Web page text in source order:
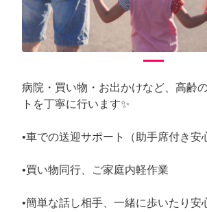
病院・買い物・お出かけなど、高齢
トを丁寧に行います✨
•車での送迎サポート（助手席付き安
•買い物同行、ご家庭内軽作業
•簡単な話し相手、一緒に歩いたり安